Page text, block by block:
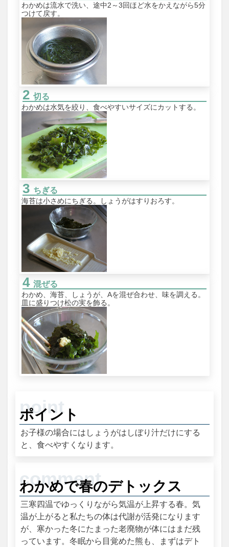
わかめは流水で洗い、途中2～3回ほど水をかえながら5分
つけて戻す。
切る
わかめは水気を絞り、食べやすいサイズにカットする。
ちぎる
海苔は小さめにちぎる。しょうがはすりおろす。
混ぜる
わかめ、海苔、しょうが、Aを混ぜ合わせ、味を調える。
皿に盛りつけ松の実を飾る。
ポイント
お子様の場合にはしょうがはしぼり汁だけにする
と、食べやすくなります。
わかめで春のデトックス
三寒四温でゆっくりながら気温が上昇する春。気
温が上がると私たちの体は代謝が活発になります
が、寒かった冬にたまった老廃物が体にはまだ残
っています。冬眠から目覚めた熊も、まずはデト